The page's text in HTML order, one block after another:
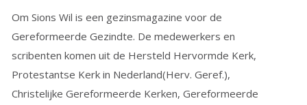
Om Sions Wil is een gezinsmagazine voor de
Gereformeerde Gezindte. De medewerkers en
scribenten komen uit de Hersteld Hervormde Kerk,
Protestantse Kerk in Nederland(Herv. Geref.),
Christelijke Gereformeerde Kerken, Gereformeerde